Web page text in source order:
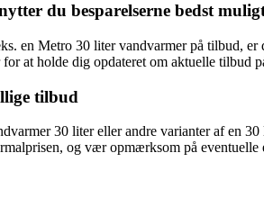
du besparelserne bedst
en Metro 30 liter vandvarmer på tilbud,
at holde dig opdateret om aktuelle tilbud
tilbud
30 liter eller andre varianter af en
og vær opmærksom på